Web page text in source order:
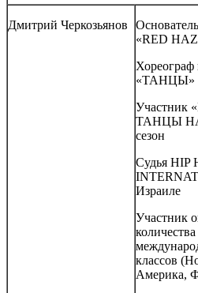
Дмитрий Черкозьянов
«RED
Хореограф
«ТАНЦЫ»
Участник
ТАНЦЫ
сезон
Судья HIP
Израиле
Участник
количества
классов
Америка,